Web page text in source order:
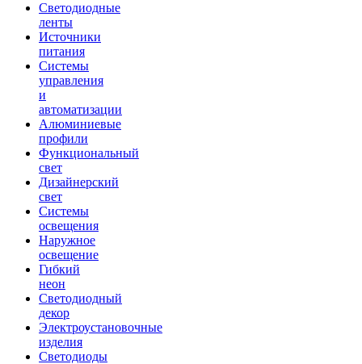
Светодиодные
ленты
Источники
питания
Системы
управления
и
автоматизации
Алюминиевые
профили
Функциональный
свет
Дизайнерский
свет
Системы
освещения
Наружное
освещение
Гибкий
неон
Светодиодный
декор
Электроустановочные
изделия
Светодиоды